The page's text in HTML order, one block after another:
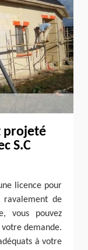
projeté
S.C
licence pour
ravalement de
vous pouvez
demande.
à votre